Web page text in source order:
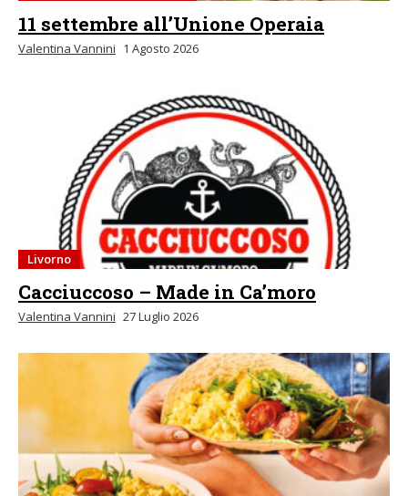
11 settembre all’Unione Operaia
Valentina Vannini 1 Agosto 2026
Livorno
Cacciuccoso – Made in Ca’moro
Valentina Vannini 27 Luglio 2026